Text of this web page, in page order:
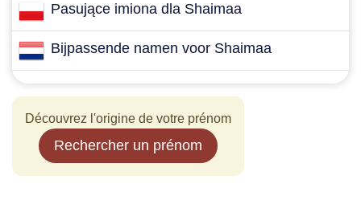
Pasujące imiona dla Shaimaa
Bijpassende namen voor Shaimaa
Découvrez l'origine de votre prénom
Rechercher un prénom